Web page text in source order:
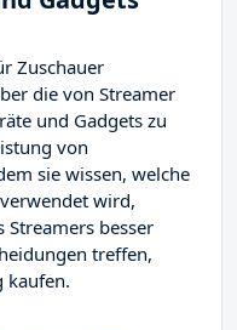
Zuschauer
die von Streamer
und Gadgets zu
von
sie wissen, welche
wird,
Streamers besser
treffen,
kaufen.